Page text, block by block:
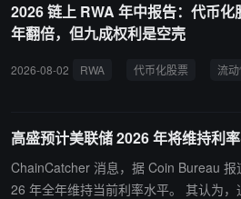
2026 链上 RWA 年中报告：代币化
年翻倍，但九成权利是空壳
2026-08-02 RWA 代币化股票 流
高盛预计美联储 2026 年将维持利
ChainCatcher 消息，据 Coin Bureau
26 年全年维持当前利率水平。 其认为，通胀放缓的趋势将压过鹰派